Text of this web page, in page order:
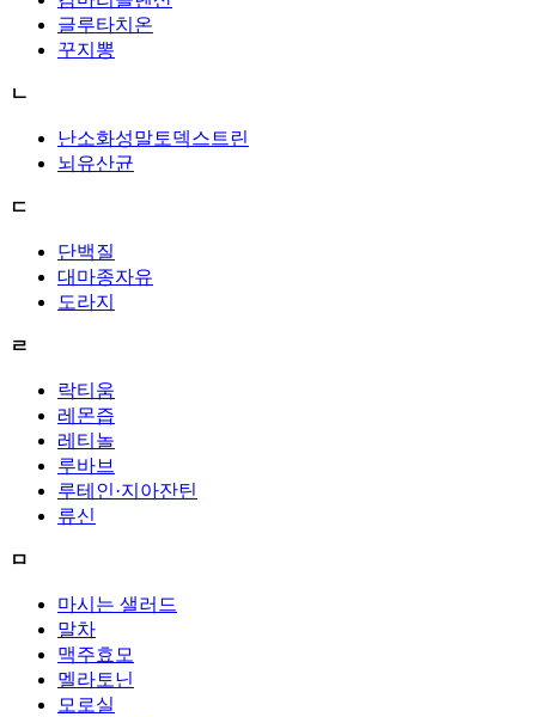
글루타치온
꾸지뽕
ㄴ
난소화성말토덱스트린
뇌유산균
ㄷ
단백질
대마종자유
도라지
ㄹ
락티움
레몬즙
레티놀
루바브
루테인·지아잔틴
류신
ㅁ
마시는 샐러드
말차
맥주효모
멜라토닌
모로실